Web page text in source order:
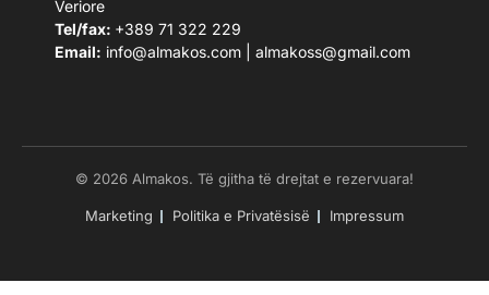
Veriore
Tel/fax: +389 71 322 229
Email: info@almakos.com almakoss@gmail.com
© 2026 Almakos. Të gjitha të drejtat e rezervuara!
Marketing Politika e Privatësisë Impressum